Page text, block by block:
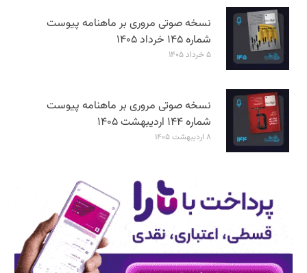
نسخه صوتی مروری بر ماهنامه پیوست
شماره ۱۴۵ خرداد ۱۴۰۵
۵ خرداد ۱۴۰۵
نسخه صوتی مروری بر ماهنامه پیوست
شماره ۱۴۴ اردیبهشت ۱۴۰۵
۸ اردیبهشت ۱۴۰۵